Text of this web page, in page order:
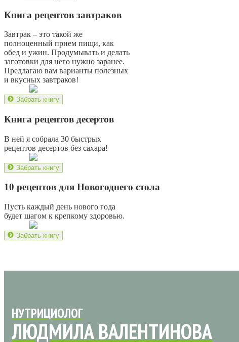
Книга рецептов завтраков
Завтрак – это такой же
полноценный прием пищи, как
обед и ужин. Продумывать и делать
заготовки для него нужно заранее.
Предлагаю вам варианты полезных
и вкусных завтраков!
Забрать книгу
Книга рецептов десертов
В ней я собрала 30 быстрых
рецептов десертов без сахара!
Забрать книгу
10 рецептов для Новогоднего стола
Пусть каждый день нового года
будет шагом к крепкому здоровью.
Забрать книгу
НУТРИЦИОЛОГ
ЛЮДМИЛА ВАЛЕНТИНОВА